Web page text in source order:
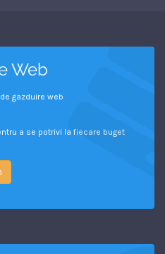
Web
gazduire web
a se potrivi la fiecare buget